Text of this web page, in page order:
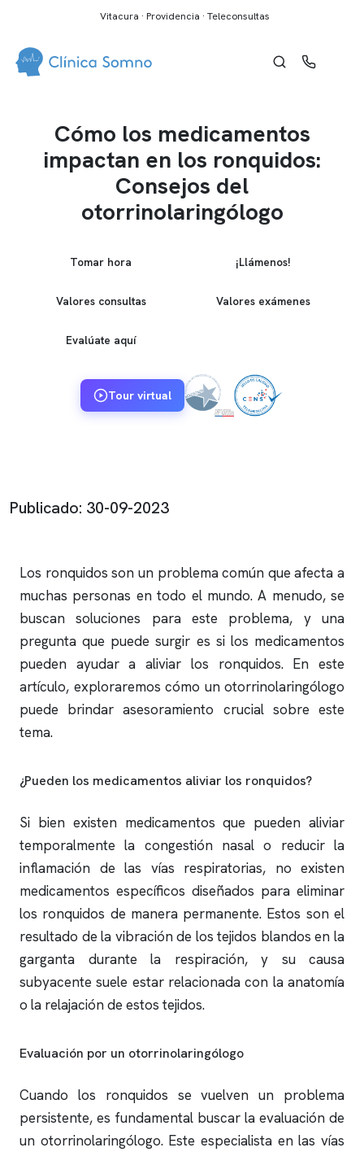
Vitacura · Providencia · Teleconsultas
Cómo los medicamentos
impactan en los ronquidos:
Consejos del
otorrinolaringólogo
Tomar hora ¡Llámenos!
Valores consultas Valores exámenes
Evalúate aquí
Tour virtual
Publicado: 30-09-2023
Los ronquidos son un problema común que afecta a
muchas personas en todo el mundo. A menudo, se
buscan soluciones para este problema, y una
pregunta que puede surgir es si los medicamentos
pueden ayudar a aliviar los ronquidos. En este
artículo, exploraremos cómo un otorrinolaringólogo
puede brindar asesoramiento crucial sobre este
tema.
¿Pueden los medicamentos aliviar los ronquidos?
Si bien existen medicamentos que pueden aliviar
temporalmente la congestión nasal o reducir la
inflamación de las vías respiratorias, no existen
medicamentos específicos diseñados para eliminar
los ronquidos de manera permanente. Estos son el
resultado de la vibración de los tejidos blandos en la
garganta durante la respiración, y su causa
subyacente suele estar relacionada con la anatomía
o la relajación de estos tejidos.
Evaluación por un otorrinolaringólogo
Cuando los ronquidos se vuelven un problema
persistente, es fundamental buscar la evaluación de
un otorrinolaringólogo. Este especialista en las vías